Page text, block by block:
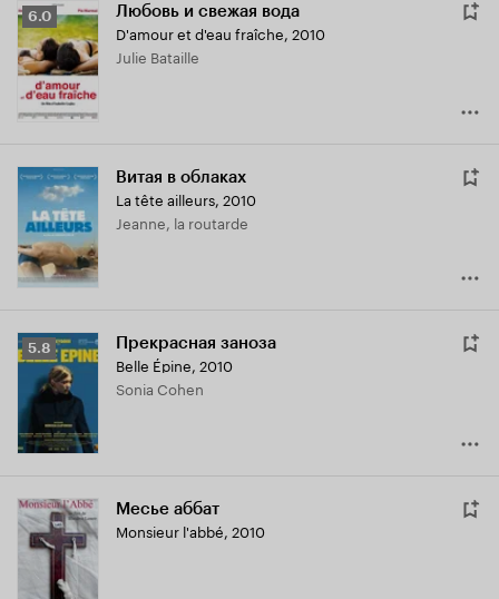
Рейтинг
Кинопоиска
6.0
6.0 Любовь и свежая вода
D'amour et d'eau fraîche, 2010
Julie Bataille
Витая в облаках
La tête ailleurs, 2010
Jeanne, la routarde
Рейтинг
Кинопоиска
5.8
5.8 Прекрасная заноза
Belle Épine, 2010
Sonia Cohen
Месье аббат
Monsieur l'abbé, 2010